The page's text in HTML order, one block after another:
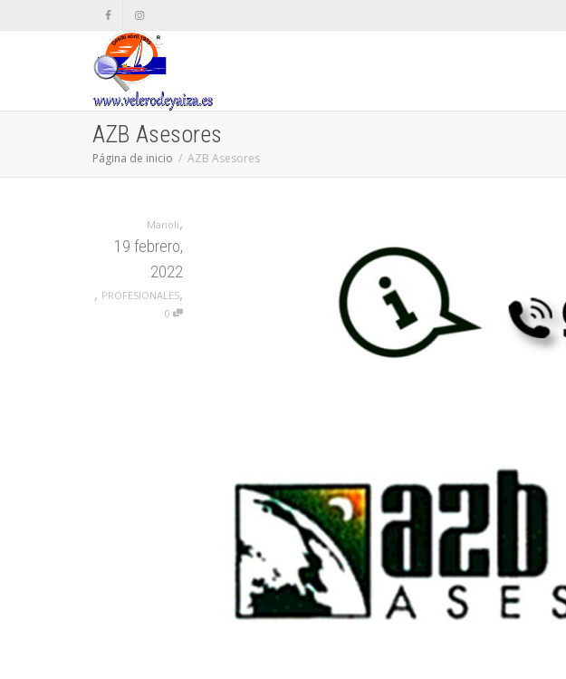
AZB Asesores
Página de inicio AZB Asesores
Manoli,
19 febrero,
2022
, PROFESIONALES,
0